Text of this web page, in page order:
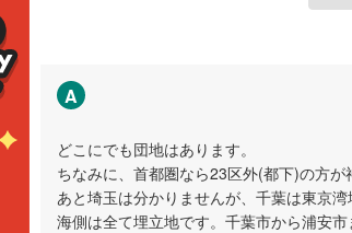
A
どこにでも団地はあります。
ちなみに、首都圏なら23区外(都下)の方
あと埼玉は分かりませんが、千葉は東京
海側は全て埋立地です。千葉市から浦安